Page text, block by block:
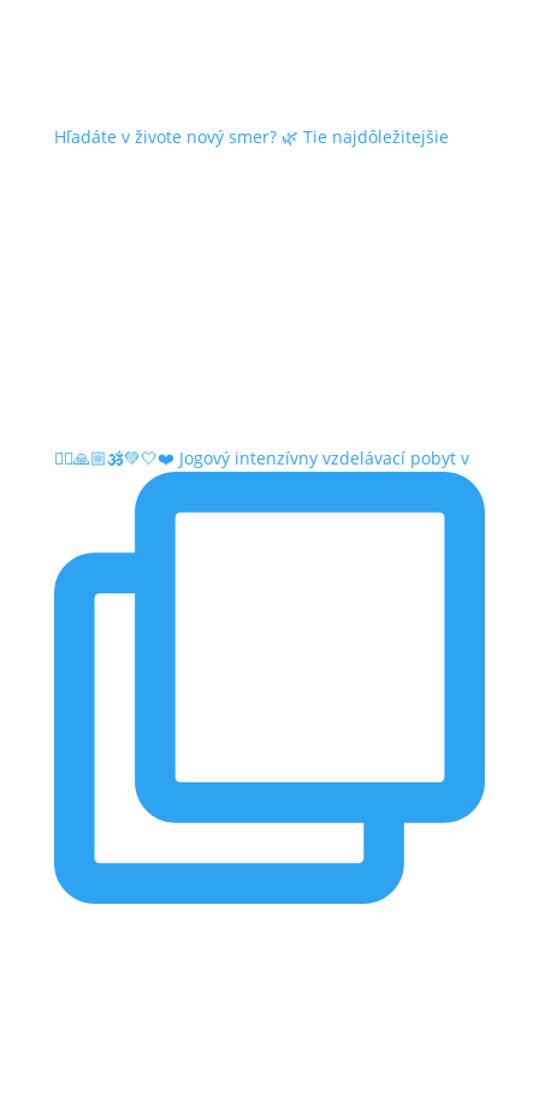
Hľadáte v živote nový smer? 🌿 Tie najdôležitejšie
🤸‍♂️🙏🏼🕉️💚🤍❤️ Jogový intenzívny vzdelávací pobyt v